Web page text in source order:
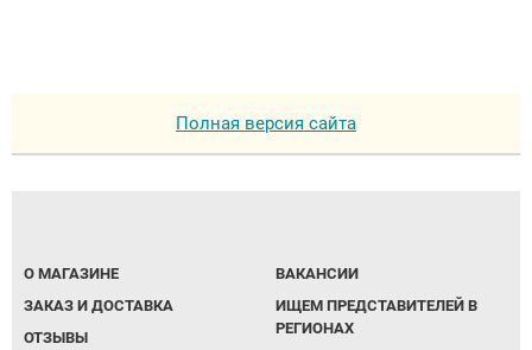
Полная версия сайта
О МАГАЗИНЕ
ЗАКАЗ И ДОСТАВКА
ОТЗЫВЫ
ВАКАНСИИ
ИЩЕМ ПРЕДСТАВИТЕЛЕЙ В
РЕГИОНАХ